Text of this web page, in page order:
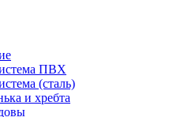
ПВХ
(сталь)
и хребта